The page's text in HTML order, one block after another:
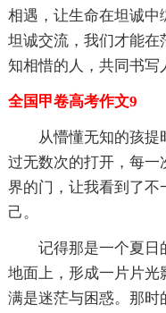
相遇，让生命在坦诚
坦诚交流，我们才能在
知相惜的人，共同书写
全国甲卷高考作文9
从懵懂无知的孩
过无数次的打开，每
界的门，让我看到了不
己。
记得那是一个夏日
地面上，形成一片片光
满是迷茫与困惑。那时